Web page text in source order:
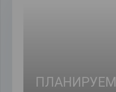
ПЛАНИРУЕМ